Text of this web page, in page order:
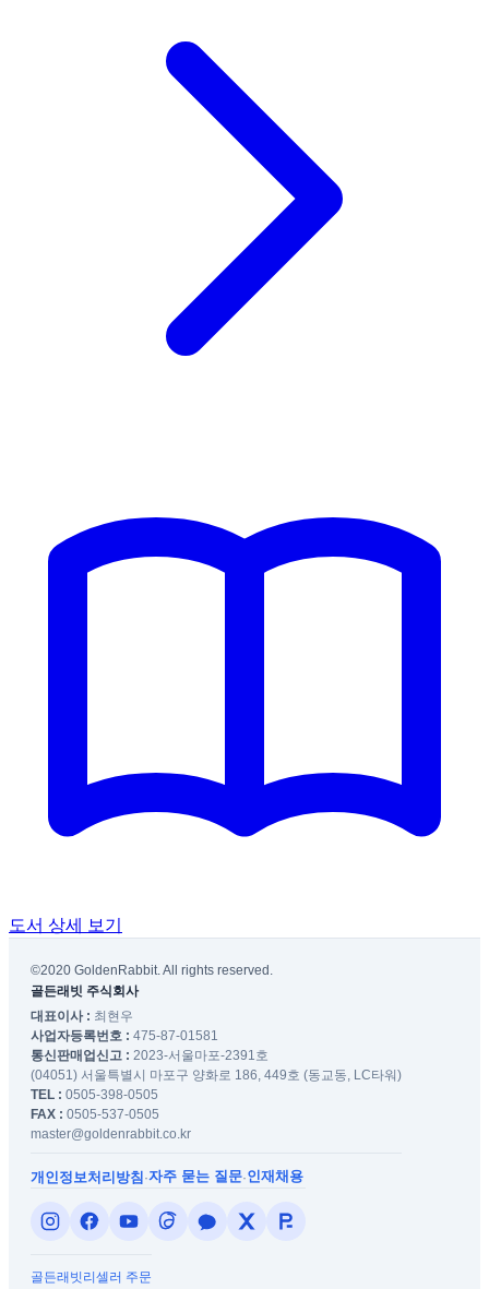
도서 상세 보기
©2020 GoldenRabbit. All rights reserved.
골든래빗 주식회사
대표이사 : 최현우
사업자등록번호 : 475-87-01581
통신판매업신고 : 2023-서울마포-2391호
(04051) 서울특별시 마포구 양화로 186, 449호 (동교동, LC타워)
TEL : 0505-398-0505
FAX : 0505-537-0505
master@goldenrabbit.co.kr
개인정보처리방침 ·자주 묻는 질문·인재채용
골든래빗리셀러 주문